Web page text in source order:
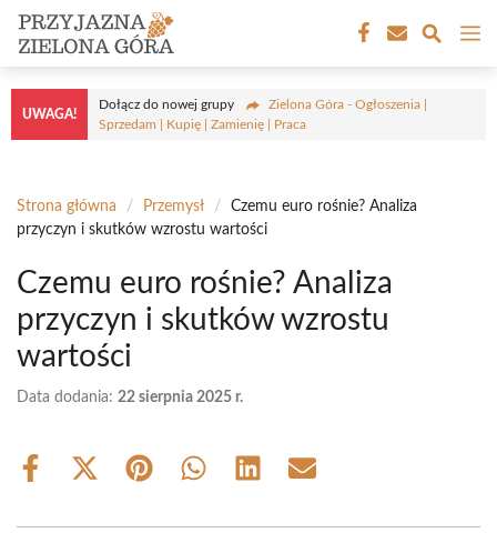
Przejdź
treści
UWAGA!
Dołącz do nowej grupy
Zielona Góra - Ogłoszenia |
Sprzedam | Kupię | Zamienię | Praca
Strona główna / Przemysł /
Czemu euro rośnie? Analiza
przyczyn i skutków wzrostu wartości
Czemu euro rośnie? Analiza
przyczyn i skutków wzrostu
wartości
Data dodania: 22 sierpnia 2025 r.
Share
Share
(Twitter)
Share Share Share Share